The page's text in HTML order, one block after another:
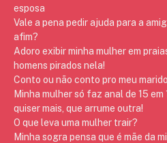
esposa
Vale a pena pedir ajuda para a
afim?
Adoro exibir minha mulher em
homens pirados nela!
Conto ou não conto pro meu
Minha mulher só faz anal de 15
quiser mais, que arrume outra!
O que leva uma mulher trair?
Minha sogra pensa que é mãe da